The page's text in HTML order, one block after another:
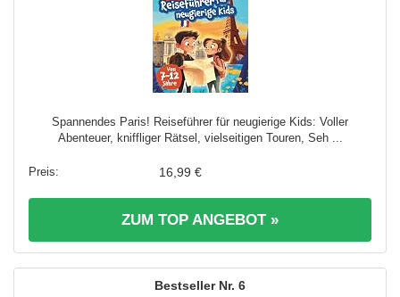
Spannendes Paris! Reiseführer für neugierige Kids: Voller
Abenteuer, kniffliger Rätsel, vielseitigen Touren, Seh ...
16,99 €
ZUM TOP ANGEBOT »
6